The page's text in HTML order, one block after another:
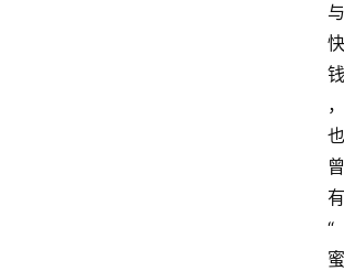
与
快
钱
，
也
曾
有
“
蜜